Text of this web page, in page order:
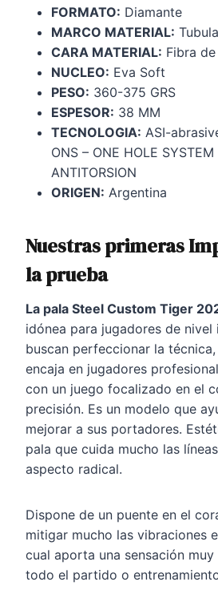
FORMATO: Diamante
MARCO MATERIAL:
CARA MATERIAL: Fibra
NUCLEO: Eva Soft
PESO: 360-375 GRS
ESPESOR: 38 MM
TECNOLOGIA: ASI-
ONS – ONE HOLE SYSTEM
ANTITORSION
ORIGEN: Argentina
Nuestras primeras
la prueba
La pala Steel Custom Tiger
idónea para jugadores de nivel
buscan perfeccionar la
encaja en jugadores
con un juego focalizado en el
precisión. Es un modelo que
mejorar a sus portadores.
pala que cuida mucho las
aspecto radical.
Dispone de un puente en el
mitigar mucho las vibraciones
cual aporta una sensación
todo el partido o